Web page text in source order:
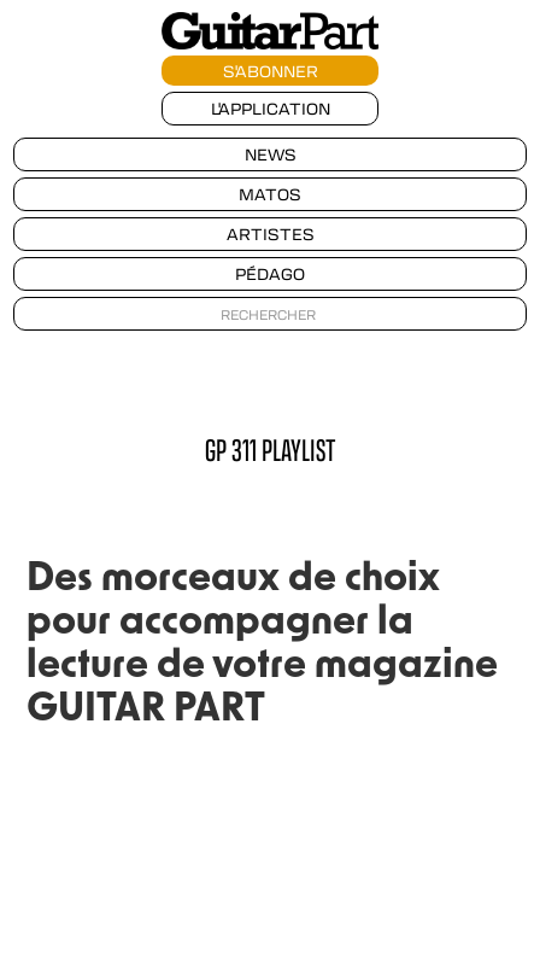
S'ABONNER
L'APPLICATION
NEWS
MATOS
ARTISTES
PÉDAGO
GP 311 PLAYLIST
Des morceaux de choix
pour accompagner la
lecture de votre magazine
GUITAR PART